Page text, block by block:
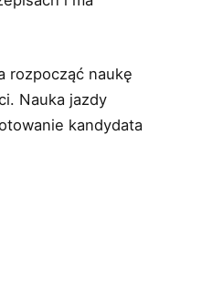
rozpocząć naukę
Nauka jazdy
kandydata